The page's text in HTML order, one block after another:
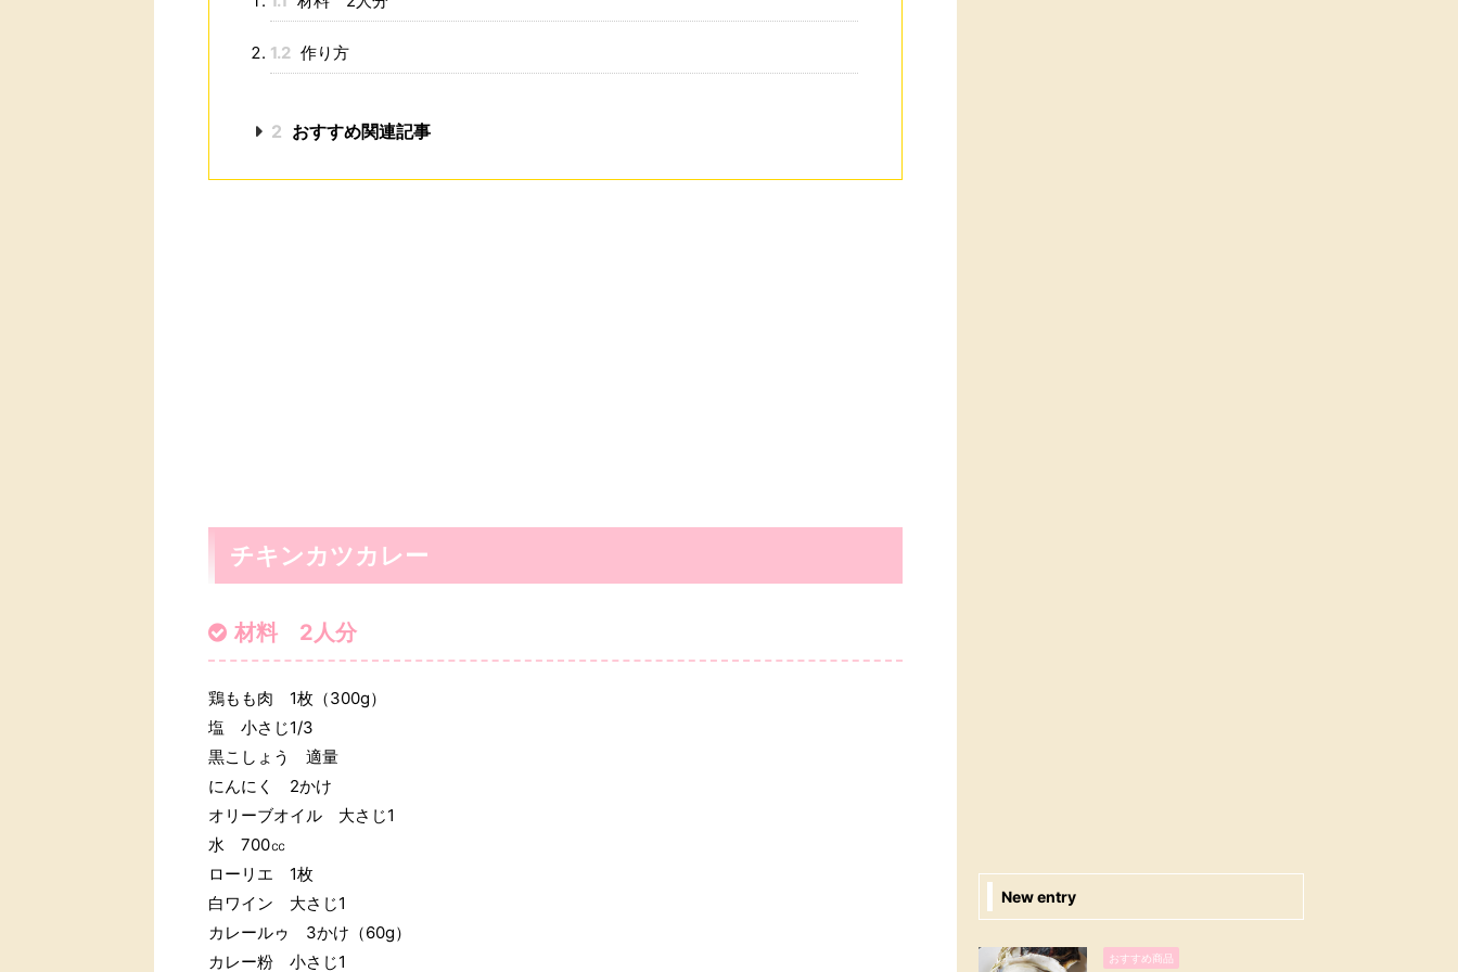
1.2 作り方
2 おすすめ関連記事
チキンカツカレー
材料 2人分
鶏もも肉 1枚（300g）
塩 小さじ1/3
黒こしょう 適量
にんにく 2かけ
オリーブオイル 大さじ1
水 700㏄
ローリエ 1枚
白ワイン 大さじ1
カレールゥ 3かけ（60g）
カレー粉 小さじ1
New entry
おすすめ商品